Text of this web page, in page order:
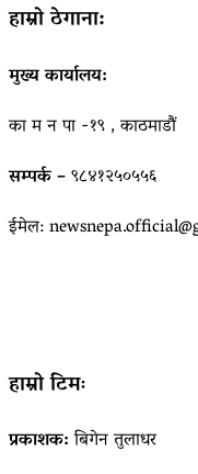
हाम्रो ठेगाना:
मुख्य कार्यालय:
का म न पा -१९ , काठमाडौं
सम्पर्क –९८४१२५०५५६
ईमेल:
हाम्रो टिमः
प्रकाशक:बिगेन तुलाधर